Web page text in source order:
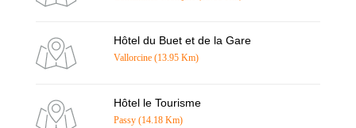
Hôtel du Buet et de la Gare
Vallorcine (13.95 Km)
Hôtel le Tourisme
Passy (14.18 Km)